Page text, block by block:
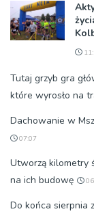
Tutaj grzyb gra
które wyrosło na
Dachowanie w
07:07
Utworzą kilometry
na ich budowę
Do końca sierpnia